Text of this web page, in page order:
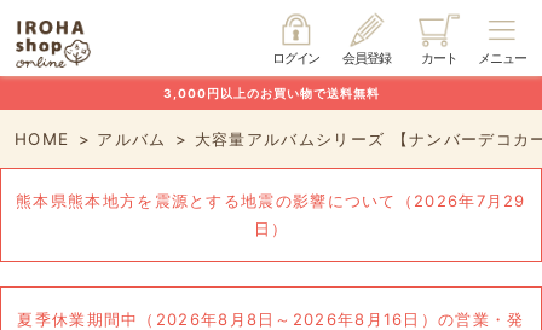
メニュー
カート
会員登録
ログイン
3,000円以上のお買い物で送料無料
HOME アルバム 大容量アルバムシリーズ 【ナンバーデコカ
熊本県熊本地方を震源とする地震の影響について（2026年7月29
日）
夏季休業期間中（2026年8月8日～2026年8月16日）の営業・発